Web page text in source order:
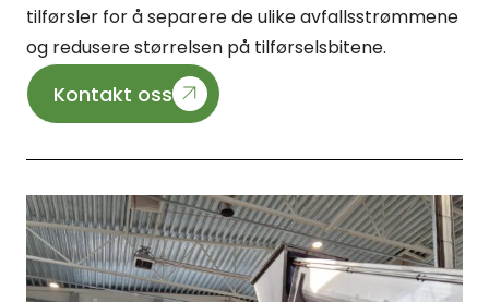
tilførsler for å separere de ulike avfallsstrømmene
og redusere størrelsen på tilførselsbitene.
Kontakt oss